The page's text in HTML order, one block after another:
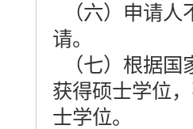
（六）申请人
请。
（七）根据国
获得硕士学位
士学位。